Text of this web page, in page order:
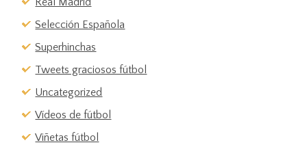
Selección Española
Superhinchas
Tweets graciosos fútbol
Uncategorized
Vídeos de fútbol
Viñetas fútbol